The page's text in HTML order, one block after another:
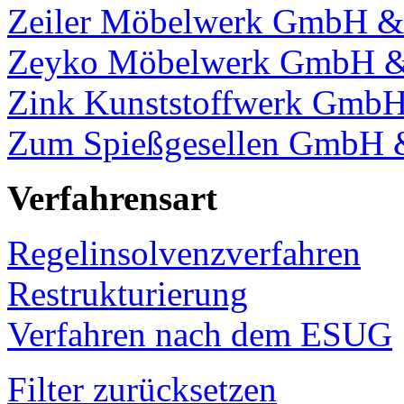
Zeiler Möbelwerk GmbH
Zeyko Möbelwerk GmbH
Zink Kunststoffwerk
Zum Spießgesellen GmbH
Verfahrensart
Regelinsolvenzverfahren
Restrukturierung
Verfahren nach dem ESUG
Filter zurücksetzen